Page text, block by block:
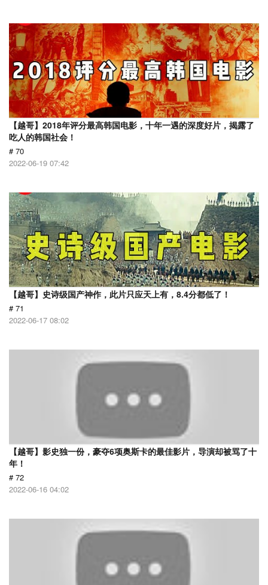
【越哥】2018年评分最高韩国电影，十年一遇的深度好片，揭露了
吃人的韩国社会！
# 70
2022-06-19 07:42
【越哥】史诗级国产神作，此片只应天上有，8.4分都低了！
# 71
2022-06-17 08:02
【越哥】影史独一份，豪夺6项奥斯卡的最佳影片，导演却被骂了十
年！
# 72
2022-06-16 04:02